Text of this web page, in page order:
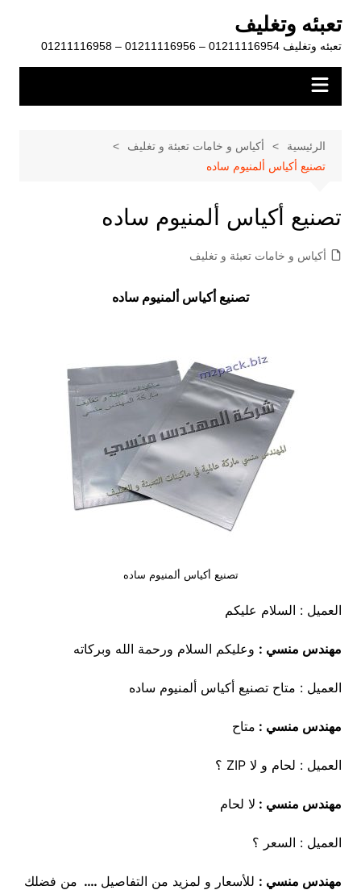
المحتوى
تعبئه وتغليف
تعبئه وتغليف 01211116954 – 01211116956 – 01211116958
الرئيسية
أكياس و خامات تعبئة و تغليف
تصنيع أكياس ألمنيوم ساده
تصنيع أكياس ألمنيوم ساده
أكياس و خامات تعبئة و تغليف
تصنيع أكياس ألمنيوم ساده
تصنيع أكياس ألمنيوم ساده
العميل : السلام عليكم
مهندس منسي : وعليكم السلام ورحمة الله وبركاته
العميل : متاح تصنيع أكياس ألمنيوم ساده
مهندس منسي : متاح
العميل : لحام و لا ZIP ؟
مهندس منسي : لا لحام
العميل : السعر ؟
مهندس منسي : للأسعار و لمزيد من التفاصيل …. من فضلك